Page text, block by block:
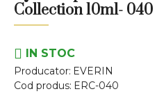
Collection 10ml- 040
IN STOC
Producator: EVERIN
Cod produs: ERC-040